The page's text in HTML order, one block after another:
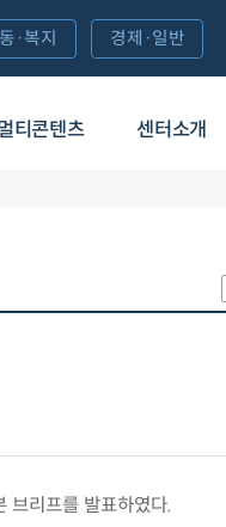
티콘텐츠 센터소개
·복지 경제·일반
브리프를 발표하였다.